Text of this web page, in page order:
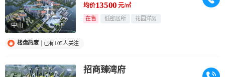
中山
均价13500 元/㎡
在售 低密居所 花园洋房
楼盘热度 已有105人关注
招商臻湾府